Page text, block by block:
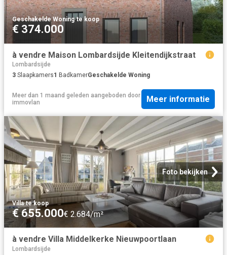
Geschakelde Woning·te koop
€ 374.000
à vendre Maison Lombardsijde Kleitendijkstraat
Lombardsijde
3 Slaapkamers1 BadkamerGeschakelde Woning
Meer dan 1 maand geleden aangeboden door
immovlan
Meer informatie
Foto bekijken
Villa·te koop
€ 655.000€ 2.684/m²
à vendre Villa Middelkerke Nieuwpoortlaan
Lombardsijde